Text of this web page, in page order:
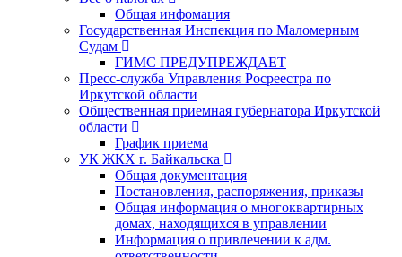
Общая инфомация
Государственная Инспекция по Маломерным
Судам
ГИМС ПРЕДУПРЕЖДАЕТ
Пресс-служба Управления Росреестра по
Иркутской области
Общественная приемная губернатора Иркутской
области
График приема
УК ЖКХ г. Байкальска
Общая документация
Постановления, распоряжения, приказы
Общая информация о многоквартирных
домах, находящихся в управлении
Информация о привлечении к адм.